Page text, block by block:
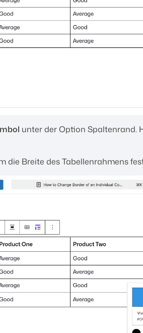
unter der Option Spaltenrand.
die Breite des Tabellenrahmens